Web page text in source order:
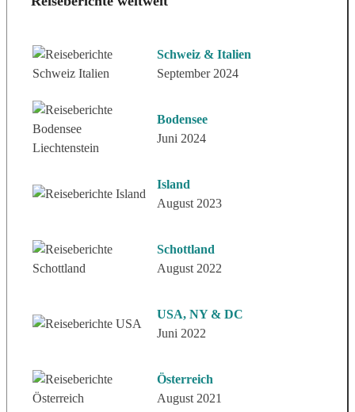
Schweiz & Italien
September 2024
Bodensee
Juni 2024
Island
August 2023
Schottland
August 2022
USA, NY & DC
Juni 2022
Österreich
August 2021